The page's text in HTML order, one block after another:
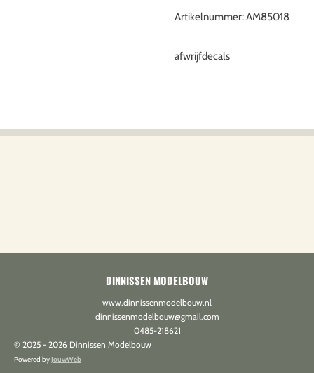
Artikelnummer:AM85018
afwrijfdecals
DINNISSEN MODELBOUW
www.dinnissenmodelbouw.nl
dinnissenmodelbouw@gmail.com
0485-218621
© 2025 - 2026 Dinnissen Modelbouw
Powered by JouwWeb